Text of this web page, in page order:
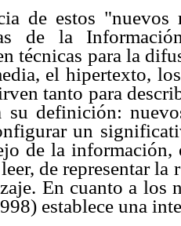
de estos
de la
técnicas para la
el hipertexto,
tanto para
su definición:
un
de la
de representar
En cuanto a los
establece una